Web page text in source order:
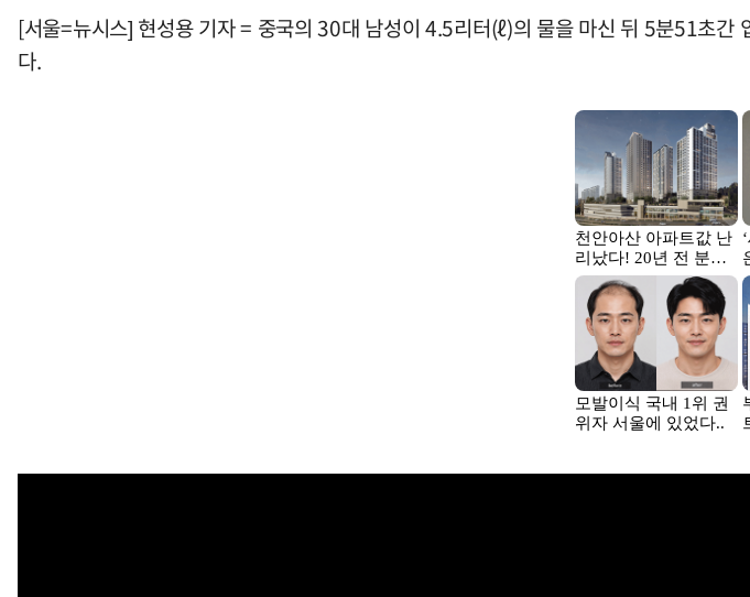
[서울=뉴시스] 현성용 기자 = 중국의 30대 남성이 4.5리터(ℓ)의 물을 마신 뒤 5분51초
다.